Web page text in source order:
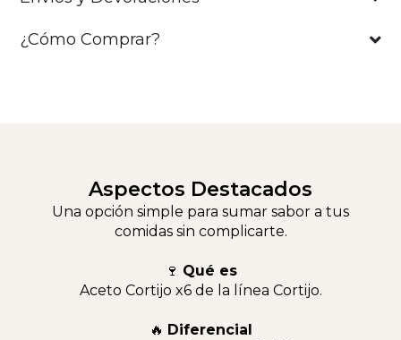
¿Cómo Comprar?
Aspectos Destacados
Una opción simple para sumar sabor a tus
comidas sin complicarte.
🍷 Qué es
Aceto Cortijo x6 de la línea Cortijo.
🔥 Diferencial